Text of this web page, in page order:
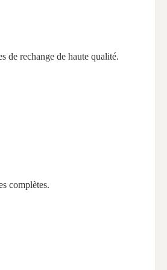
rechange de haute qualité.
complètes.